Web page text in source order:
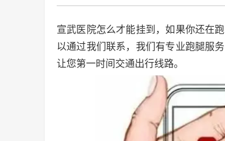
宣武医院怎么才能挂到，如果你还在
以通过我们联系，我们有专业跑腿服
让您第一时间交通出行线路。